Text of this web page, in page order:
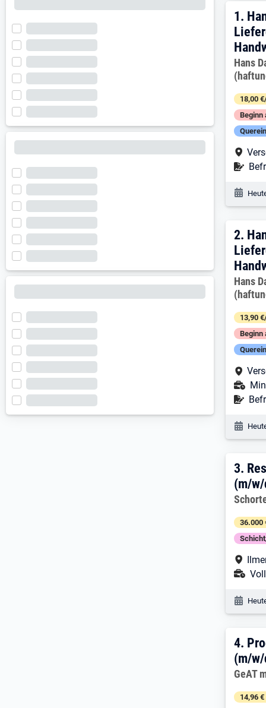
1.
1.
Hans
18,00
Beginn
2.
2.
Hans
13,90
Beginn
3.
3.
(m/
36.000
4.
4.
(m/
GeAT
14,96